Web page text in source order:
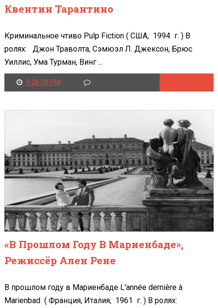
Квентин Тарантино
Криминальное чтиво Pulp Fiction ( США, 1994 г. ) В
ролях: Джон Траволта, Сэмюэл Л. Джексон, Брюс
Уиллис, Ума Турман, Винг ...
9:26:00 PM
«В Прошлом Году В Мариенбаде»,
Режиссёр Ален Рене
В прошлом году в Мариенбаде L'année dernière à
Marienbad ( Франция, Италия, 1961 г. ) В ролях: